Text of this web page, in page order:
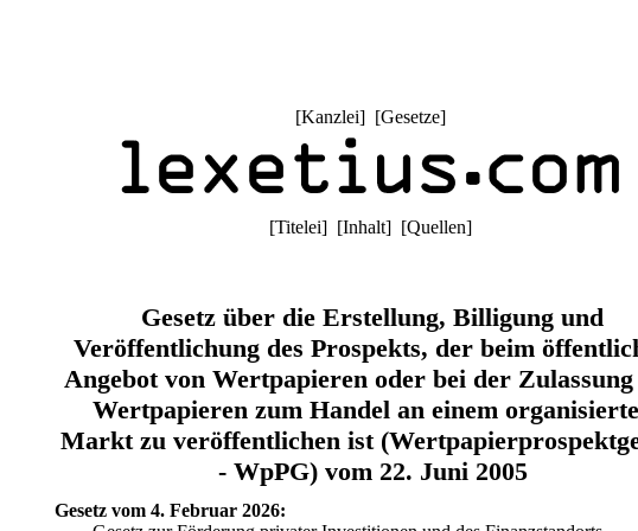
[Kanzlei] [Gesetze]
[Titelei] [Inhalt] [Quellen]
Gesetz über die Erstellung, Billigung und
Veröffentlichung des Prospekts, der beim
Angebot von Wertpapieren oder bei der
Wertpapieren zum Handel an einem
Markt zu veröffentlichen ist
- WpPG) vom 22. Juni 2005
Gesetz vom 4. Februar 2026: